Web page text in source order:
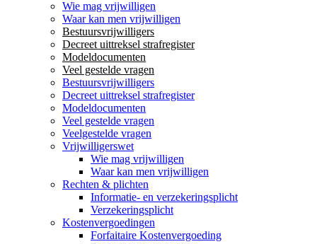
Wie mag vrijwilligen
Waar kan men vrijwilligen
Bestuursvrijwilligers
Decreet uittreksel strafregister
Modeldocumenten
Veel gestelde vragen
Bestuursvrijwilligers
Decreet uittreksel strafregister
Modeldocumenten
Veel gestelde vragen
Veelgestelde vragen
Vrijwilligerswet
Wie mag vrijwilligen
Waar kan men vrijwilligen
Rechten & plichten
Informatie- en verzekeringsplicht
Verzekeringsplicht
Kostenvergoedingen
Forfaitaire Kostenvergoeding